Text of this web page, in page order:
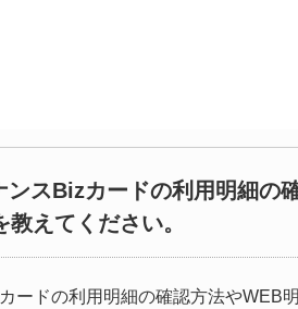
ンスBizカードの利用明細の
えてください。
ードの利用明細の確認方法やWEB